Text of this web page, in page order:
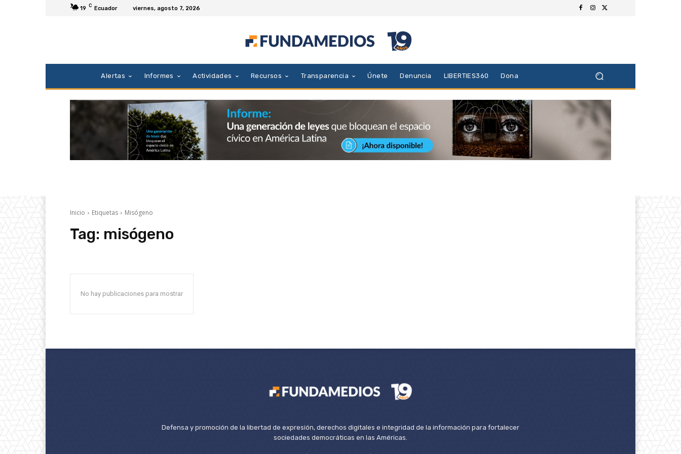
19 C Ecuador viernes, agosto 7, 2026
Alertas Informes Actividades Recursos Transparencia Únete Denuncia LIBERTIES360 Dona
Inicio Etiquetas Misógeno
Tag: misógeno
No hay publicaciones para mostrar
Defensa y promoción de la libertad de expresión, derechos digitales e integridad de la información para fortalecer
sociedades democráticas en las Américas.